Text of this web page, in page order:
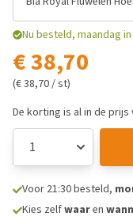
Nu besteld, maandag
€ 38,70
(€ 38,70 / st)
De korting is al in de prijs
Voor 21:30 besteld,
Kies zelfwaaren